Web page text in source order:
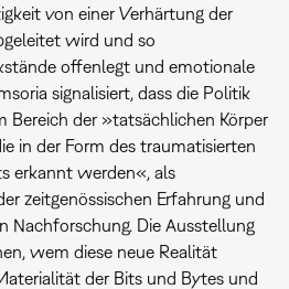
von einer Verhärtung der
wird und so
offenlegt und emotionale
signalisiert, dass die Politik
Bereich der »tatsächlichen Körper
in der Form des traumatisierten
erkannt werden«, als
zeitgenössischen Erfahrung und
Nachforschung. Die Ausstellung
wem diese neue Realität
der Bits und Bytes und